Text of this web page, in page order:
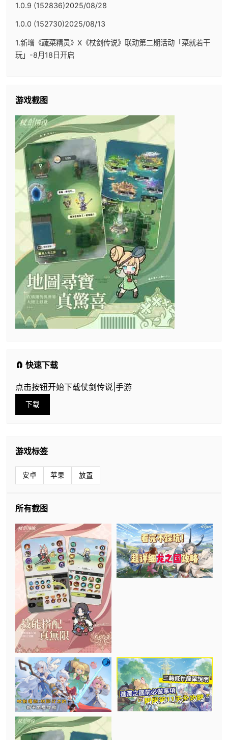
1.0.9 (152836)2025/08/28
1.0.0 (152730)2025/08/13
1.新增《蔬菜精灵》X《杖剑传说》联动第二期活动「菜就若干
玩」-8月18日开启
游戏截图
🧲 快速下载
点击按钮开始下载仗剑传说|手游
下载
游戏标签
安卓 苹果 放置
所有截图